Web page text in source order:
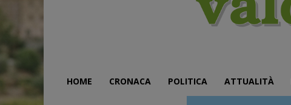
HOME CRONACA POLITICA ATTUALITÀ